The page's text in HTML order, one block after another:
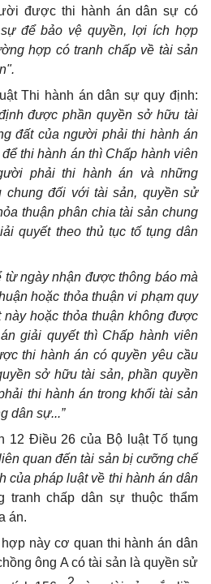
được thi hành án dân sự có
để bảo vệ quyền, lợi ích hợp
hợp có tranh chấp về tài sản
Thi hành án dân sự quy định:
được phần quyền sở hữu tài
đất của người phải thi hành án
thi hành án thì Chấp hành viên
phải thi hành án và những
đối với tài sản, quyền sử
thuận phân chia tài sản chung
quyết theo thủ tục tố tụng dân
từ ngày nhận được thông báo mà
hoặc thỏa thuận vi phạm quy
hoặc thỏa thuận không được
giải quyết thì Chấp hành viên
thi hành án có quyền yêu cầu
sở hữu tài sản, phần quyền
thi hành án trong khối tài sản
dân sự...”
12 Điều 26 của Bộ luật Tố tụng
quan đến tài sản bị cưỡng chế
của pháp luật về thi hành án dân
tranh chấp dân sự thuộc thẩm
án.
này cơ quan thi hành án dân
ông A có tài sản là quyền sử